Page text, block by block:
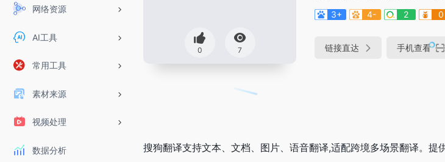
网络资源
AI工具
常用工具
素材来源
视频处理
数据分析
0 7
3+
4- 2 0
链接直达 手机查看
搜狗翻译支持文本、文档、图片、语音翻译,适配跨境多场景翻译。提